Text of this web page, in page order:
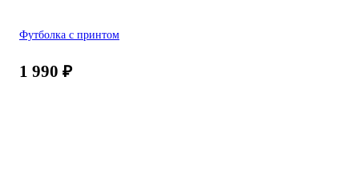
Футболка с принтом
1 990 ₽